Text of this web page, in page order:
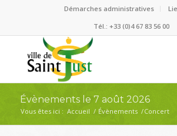
Démarches administratives
Tél.: +33 (0)4 67 83 56 00
Évènements le 7 août 2026
Vous êtes ici : Accueil / Évènements /Concert